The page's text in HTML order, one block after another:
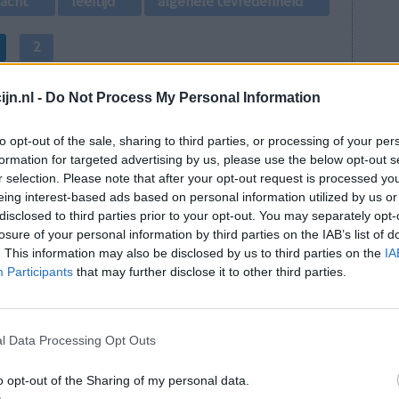
- Do Not Process My Personal Information
opt-out of the sale, sharing to third parties, or processing of your
for targeted advertising by us, please use the below opt-out
selection. Please note that after your opt-out request is processed
interest-based ads based on personal information utilized by us
to third parties prior to your opt-out. You may separately
of your personal information by third parties on the IAB’s list of
This information may also be disclosed by us to third parties on the
Participants that may further disclose it to other third parties.
Data Processing Opt Outs
opt-out of the Sharing of my personal data.
2
Effectiviteit
Hoeveelheid bijwerkingen
Bijwerkingen
neusbloedingen
heel
dat was